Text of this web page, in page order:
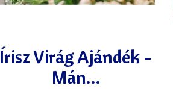
Írisz Virág Ajándék -
Mán…